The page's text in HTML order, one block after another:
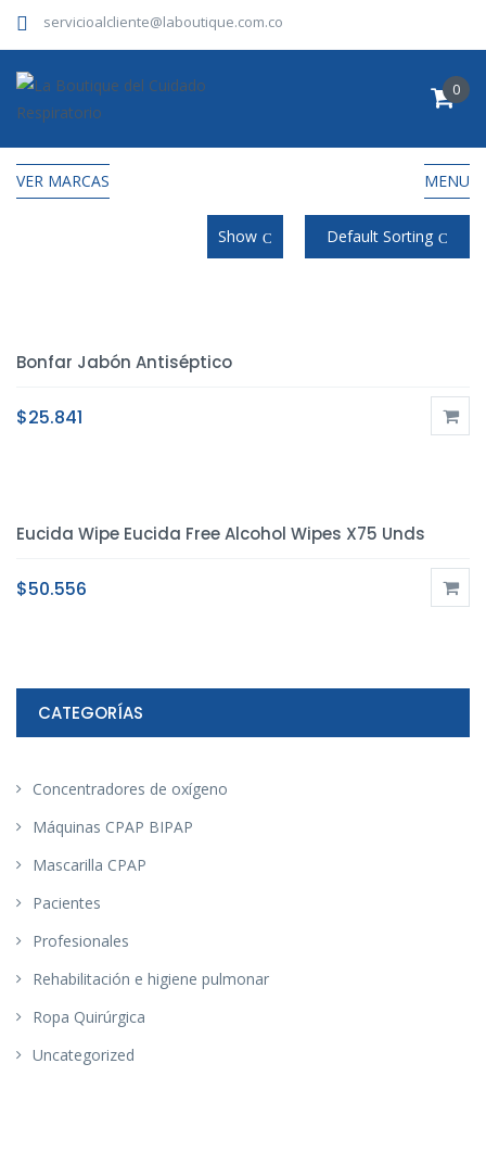
servicioalcliente@laboutique.com.co
0
VER MARCAS MENU
CATEGORÍAS
Concentradores de oxígeno
Máquinas CPAP BIPAP
Mascarilla CPAP
Pacientes
Profesionales
Rehabilitación e higiene pulmonar
Ropa Quirúrgica
Uncategorized
Default Sorting
Show
Bonfar Jabón Antiséptico
$25.841
Eucida Wipe Eucida Free Alcohol Wipes X75 Unds
$50.556